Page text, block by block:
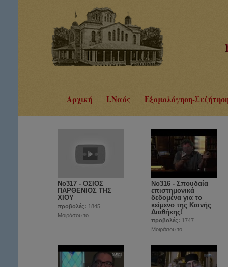
Αρχική Ι.Ναός Εξομολόγηση-
No317 - ΟΣΙΟΣ
ΠΑΡΘΕΝΙΟΣ ΤΗΣ
ΧΙΟΥ
προβολές: 1845
Μοιράσου το..
Νο316 - Σπουδαία
επιστημονικά
δεδομένα για το
κείμενο της Καινής
Διαθήκης!
προβολές: 1747
Μοιράσου το..